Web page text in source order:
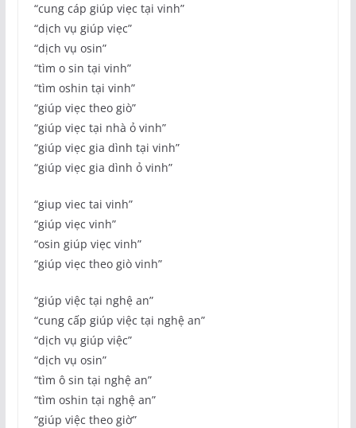
“cung cáp giúp viẹc tại vinh”
“dịch vụ giúp viẹc”
“dịch vụ osin”
“tìm o sin tại vinh”
“tìm oshin tại vinh”
“giúp viẹc theo giò”
“giúp viẹc tại nhà ỏ vinh”
“giúp viẹc gia dình tại vinh”
“giúp viẹc gia dình ỏ vinh”
“giup viec tai vinh”
“giúp viẹc vinh”
“osin giúp viẹc vinh”
“giúp viẹc theo giò vinh”
“giúp việc tại nghệ an”
“cung cấp giúp việc tại nghệ an”
“dịch vụ giúp việc”
“dịch vụ osin”
“tìm ô sin tại nghệ an”
“tìm oshin tại nghệ an”
“giúp việc theo giờ”